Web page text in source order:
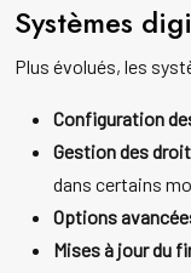
Systèmes
Plus évolués, les
Configuration
Gestion des
dans certains
Options
Mises à jour du